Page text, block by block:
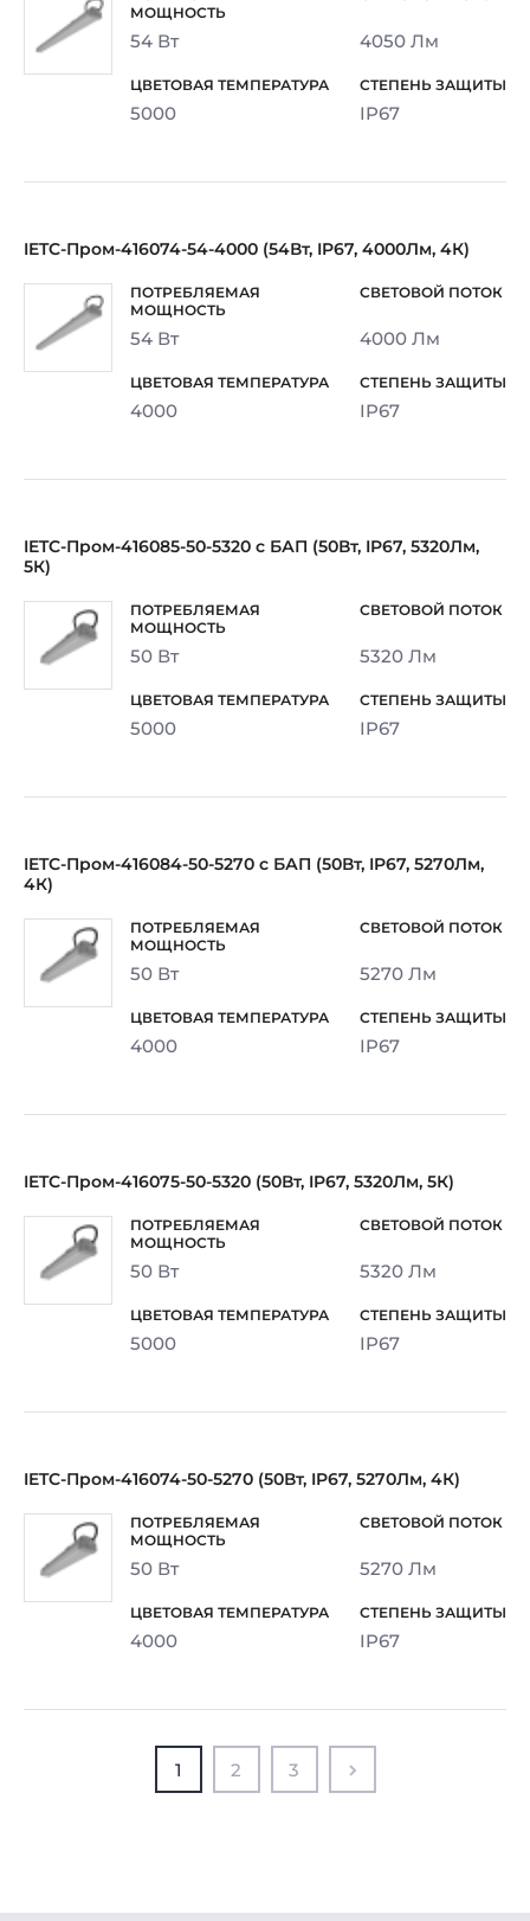
54 Вт 4050 Лм
5000 IP67
IETC-Пром-416074-54-4000 (54Вт, IP67, 4000Лм, 4К)
54 Вт 4000 Лм
4000 IP67
IETC-Пром-416085-50-5320 с БАП (50Вт, IP67, 5320Лм,
5К)
50 Вт 5320 Лм
5000 IP67
IETC-Пром-416084-50-5270 с БАП (50Вт, IP67, 5270Лм,
4К)
50 Вт 5270 Лм
4000 IP67
IETC-Пром-416075-50-5320 (50Вт, IP67, 5320Лм, 5К)
50 Вт 5320 Лм
5000 IP67
IETC-Пром-416074-50-5270 (50Вт, IP67, 5270Лм, 4К)
50 Вт 5270 Лм
4000 IP67
1 2 3